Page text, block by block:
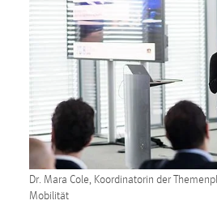
Dr. Mara Cole, Koordinatorin der
Mobilität
hinweg verfolgen.
Google Ads
Name:
_gcl_au
Anbieter:
Google Ireland Limited
Zweck:
Conversion-Tracking